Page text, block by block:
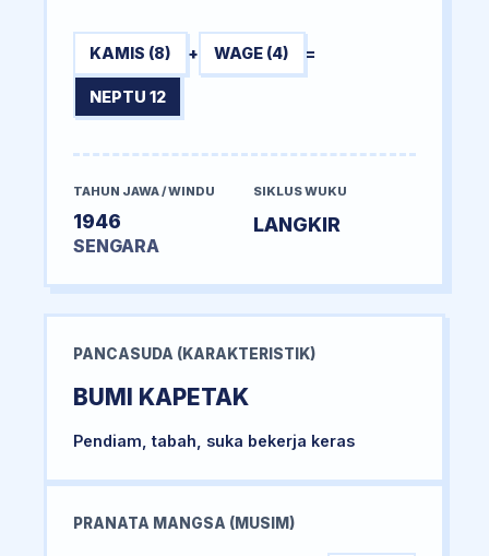
KAMIS (8) + WAGE (4) =
NEPTU 12
TAHUN JAWA / WINDU
1946
SENGARA
SIKLUS WUKU
LANGKIR
PANCASUDA (KARAKTERISTIK)
BUMI KAPETAK
Pendiam, tabah, suka bekerja keras
PRANATA MANGSA (MUSIM)